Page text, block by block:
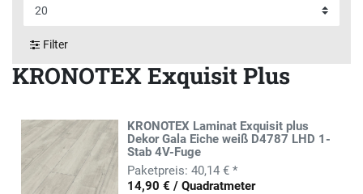
Filter
KRONOTEX Exquisit Plus
KRONOTEX Laminat Exquisit plus
Dekor Gala Eiche weiß D4787 LHD 1-
Stab 4V-Fuge
40,14 € *
14,90 € / Quadratmeter